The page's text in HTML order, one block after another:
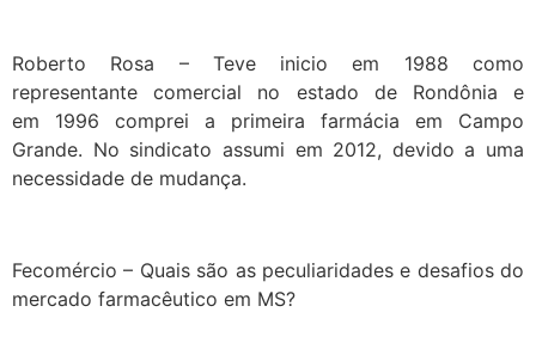
Roberto Rosa – Teve inicio em 1988 como
representante comercial no estado de Rondônia e
em 1996 comprei a primeira farmácia em Campo
Grande. No sindicato assumi em 2012, devido a uma
necessidade de mudança.
Fecomércio – Quais são as peculiaridades e desafios do
mercado farmacêutico em MS?